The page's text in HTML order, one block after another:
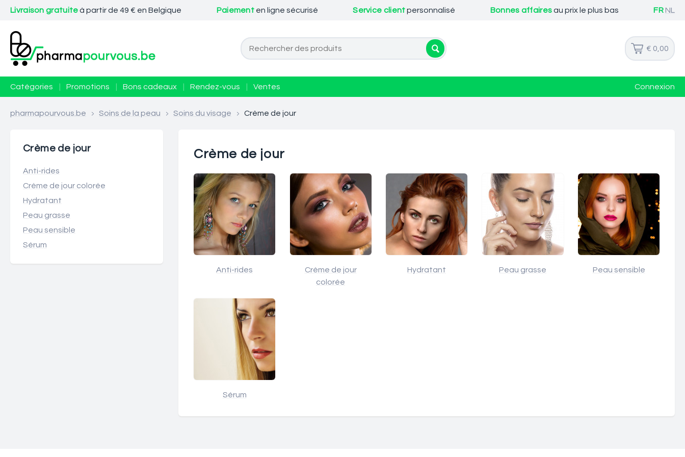
Livraison gratuiteà partir de 49 € en Belgique Paiement en ligne sécurisé Service clientpersonnalisé Bonnes affairesau prix le plus bas FR NL
€ 0,00
Catégories Promotions Bons cadeaux Rendez-vous Ventes Connexion
pharmapourvous.be > Soins de la peau > Soins du visage > Crème de jour
Crème de jour
Anti-rides
Crème de jour colorée
Hydratant
Peau grasse
Peau sensible
Sérum
Crème de jour
Anti-rides
Crème de jour
colorée
Hydratant Peau grasse Peau sensible
Sérum